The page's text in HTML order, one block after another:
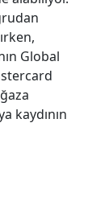
Global
kaydının